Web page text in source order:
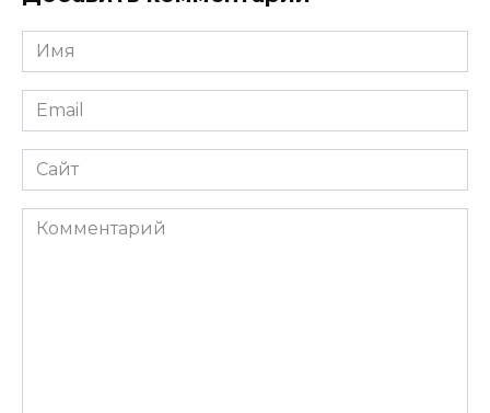
Имя
*
Email
*
Сайт
Комментарий